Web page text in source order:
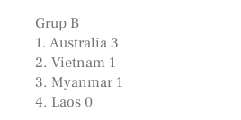
Grup B
1. Australia 3
2. Vietnam 1
3. Myanmar 1
4. Laos 0